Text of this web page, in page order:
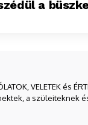
a
VELETEK és
a szüleiteknek